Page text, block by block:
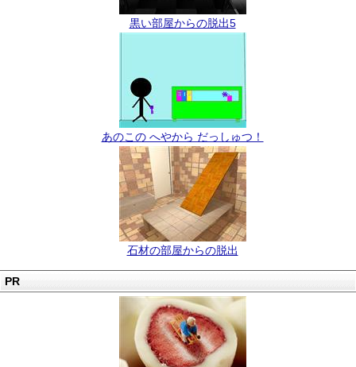
黒い部屋からの脱出5
あのこの へやから だっしゅつ！
石材の部屋からの脱出
PR